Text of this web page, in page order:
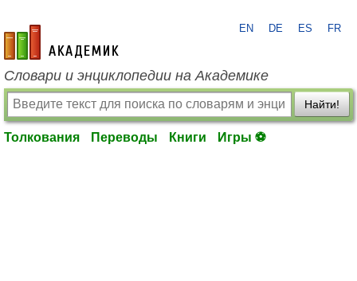
academic.ru
EN DE ES FR
Словари и энциклопедии на Академике
Найти!
Толкования Переводы Книги Игры ⚽